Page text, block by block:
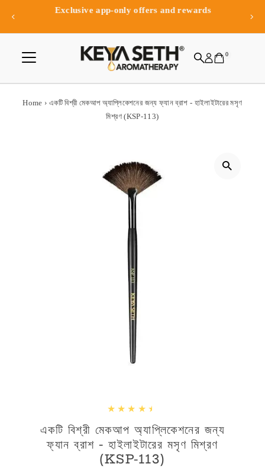
Skip to contentExclusive app-only offers and rewards
0
Home › একটি বিশ্রী মেকআপ অ্যাপ্লিকেশনের জন্য ফ্যান ব্রাশ - হাইলাইটারের মসৃণ
মিশ্রণ (KSP-113)
একটি বিশ্রী মেকআপ অ্যাপ্লিকেশনের জন্য
ফ্যান ব্রাশ - হাইলাইটারের মসৃণ মিশ্রণ
(KSP-113)